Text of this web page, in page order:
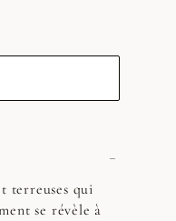
terreuses qui
se révèle à